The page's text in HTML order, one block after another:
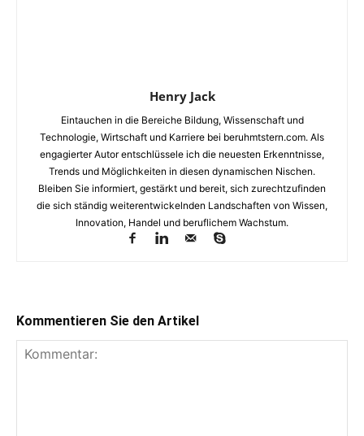
Henry Jack
Eintauchen in die Bereiche Bildung, Wissenschaft und
Technologie, Wirtschaft und Karriere bei beruhmtstern.com. Als
engagierter Autor entschlüssele ich die neuesten Erkenntnisse,
Trends und Möglichkeiten in diesen dynamischen Nischen.
Bleiben Sie informiert, gestärkt und bereit, sich zurechtzufinden
die sich ständig weiterentwickelnden Landschaften von Wissen,
Innovation, Handel und beruflichem Wachstum.
Kommentieren Sie den Artikel